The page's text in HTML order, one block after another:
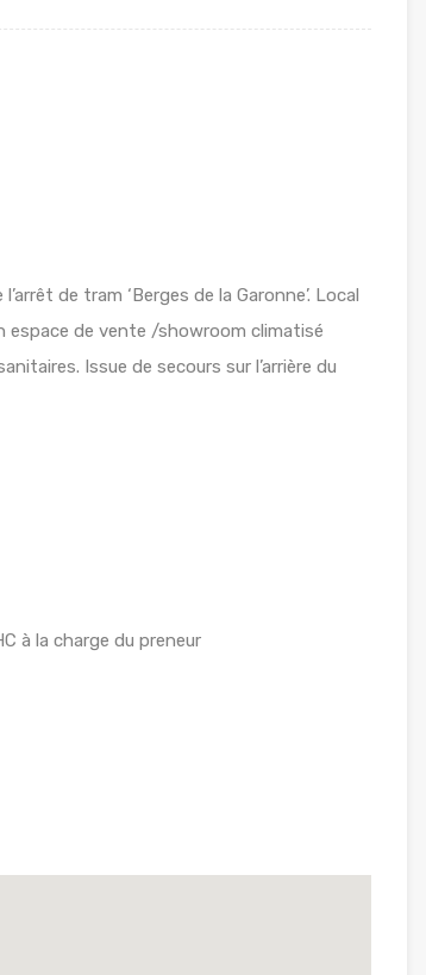
de tram ‘Berges de la Garonne’. Local
espace de vente /showroom climatisé
Issue de secours sur l’arrière du
à la charge du preneur